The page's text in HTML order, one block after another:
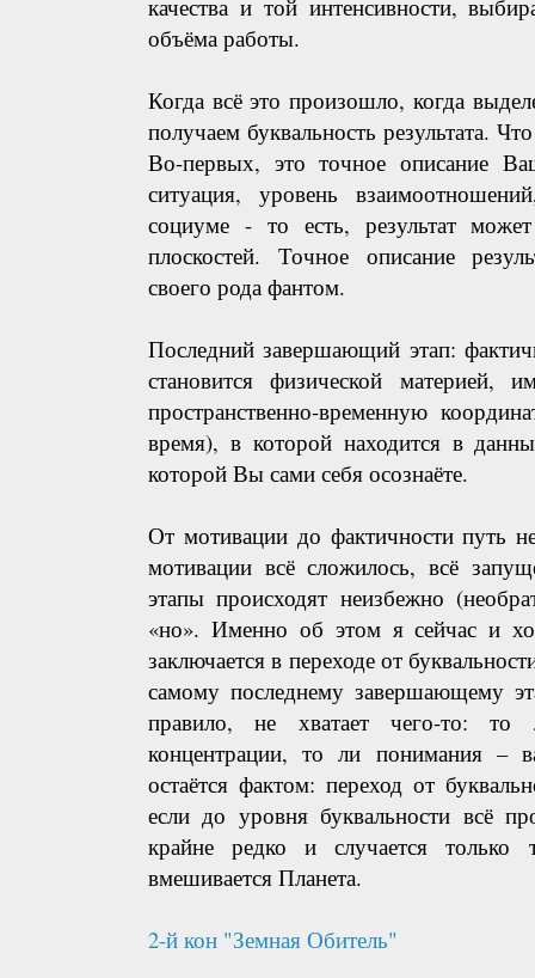
качества и той интенсивности,
объёма работы.
Когда всё это произошло, когда
получаем буквальность результата.
Во-первых, это точное описание
ситуация, уровень
социуме - то есть, результат
плоскостей. Точное описание
своего рода фантом.
Последний завершающий этап:
становится физической
пространственно-временную
время), в которой находится в
которой Вы сами себя осознаёте.
От мотивации до фактичности путь
мотивации всё сложилось, всё
этапы происходят неизбежно
«но». Именно об этом я сейчас и
заключается в переходе от
самому последнему завершающему
правило, не хватает чего-то:
концентрации, то ли понимания –
остаётся фактом: переход от
если до уровня буквальности всё
крайне редко и случается
вмешивается Планета.
2-й кон "Земная Обитель"